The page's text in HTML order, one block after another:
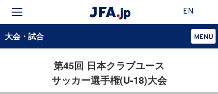
EN
大会・試合
第45回 日本クラブユース
サッカー選手権(U-18)大会